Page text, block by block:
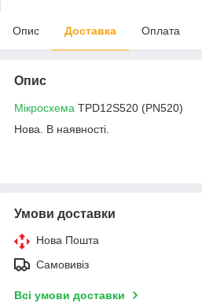
Опис Доставка Оплата
Опис
Мікросхема TPD12S520 (PN520)
Нова. В наявності.
Умови доставки
Нова Пошта
Самовивіз
Всі умови доставки